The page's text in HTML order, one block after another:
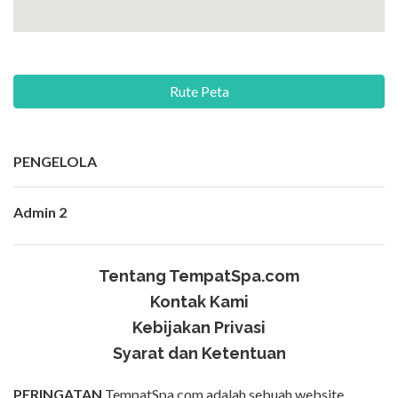
Rute Peta
PENGELOLA
Admin 2
Tentang TempatSpa.com
Kontak Kami
Kebijakan Privasi
Syarat dan Ketentuan
PERINGATAN TempatSpa.com adalah sebuah website